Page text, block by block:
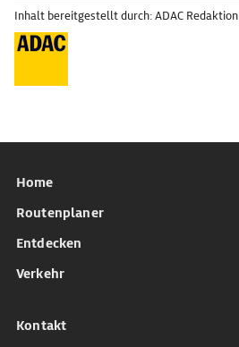
Inhalt bereitgestellt durch: ADAC Redaktion
Home
Routenplaner
Entdecken
Verkehr
Kontakt